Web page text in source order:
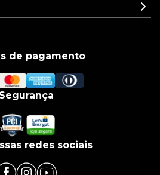
de pagamento
Segurança
redes sociais